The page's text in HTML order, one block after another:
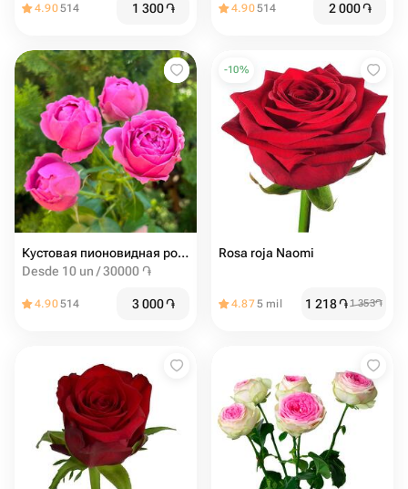
4.90514 1 300֏ 4.90514 2 000֏
Кустовая пионовидная роза misty bubbles
Desde 10 un / 30000 ֏
4.90514 3 000֏
-10%
Rosa roja Naomi
4.875 mil 1 218֏1 353֏